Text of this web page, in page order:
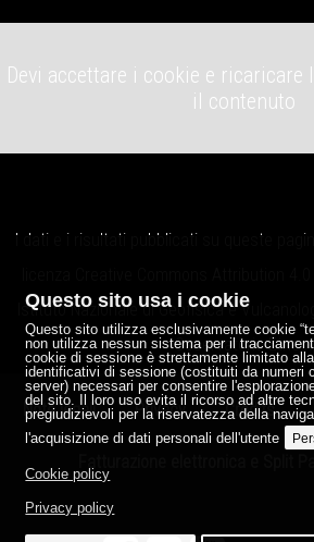
Questo sito usa i cookie
Questo sito utilizza esclusivamente cookie
non utilizza nessun sistema per il
cookie di sessione è strettamente limitato
identificativi di sessione (costituiti da numeri
server) necessari per consentire
del sito. Il loro uso evita il ricorso ad altre
pregiudizievoli per la riservatezza della
l'acquisizione di dati personali dell'utente
Cookie policy
Privacy policy
Devi accettare i cookie e ricaricare
il contenuto
I dati e i risultati pubblicati su queste
Istituto Nazionale di Geofisica e
Osservatorio Etneo.
Note legali Privacy Credits